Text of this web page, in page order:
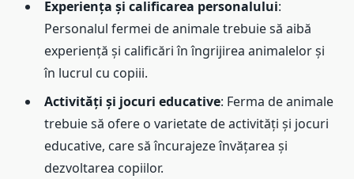
Experiența și calificarea personalului:
Personalul fermei de animale trebuie să aibă
experiență și calificări în îngrijirea animalelor și
în lucrul cu copiii.
Activități și jocuri educative: Ferma de animale
trebuie să ofere o varietate de activități și jocuri
educative, care să încurajeze învățarea și
dezvoltarea copiilor.